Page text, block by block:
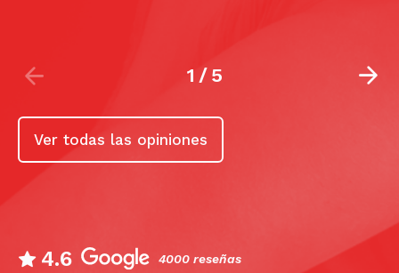
1/5
Ver todas las opiniones
4.6 4000 reseñas